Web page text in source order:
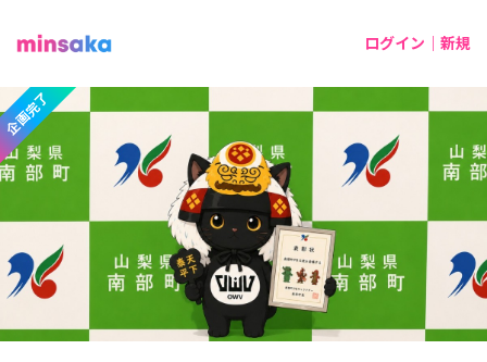
ログイン｜新規
企画完了